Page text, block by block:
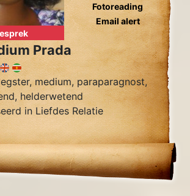
Fotoreading
Email alert
Prada
medium, paraparagnost,
helderwetend
in Liefdes Relatie
Zielsverwanten,Heden Verleden
lezen.